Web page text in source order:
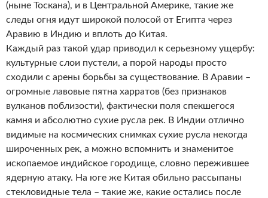
(ныне Тоскана), и в Центральной Америке, такие же
следы огня идут широкой полосой от Египта через
Аравию в Индию и вплоть до Китая.
Каждый раз такой удар приводил к серьезному ущербу:
культурные слои пустели, а порой народы просто
сходили с арены борьбы за существование. В Аравии –
огромные лавовые пятна харратов (без признаков
вулканов поблизости), фактически поля спекшегося
камня и абсолютно сухие русла рек. В Индии отлично
видимые на космических снимках сухие русла некогда
широченных рек, а можно вспомнить и знаменитое
ископаемое индийское городище, словно пережившее
ядерную атаку. На юге же Китая обильно рассыпаны
стекловидные тела – такие же, какие остались после